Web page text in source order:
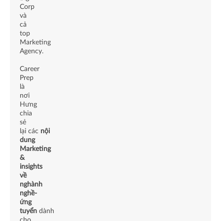
Corp
và
cả
top
Marketing
Agency.
Career
Prep
là
nơi
Hưng
chia
sẻ
lại các nội
dung
Marketing
&
insights
về
nghành
nghề-
ứng
tuyển dành